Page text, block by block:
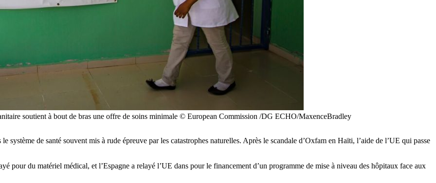
soutient à bout de bras une offre de soins minimale © European Commission /DG ECHO/MaxenceBradley
système de santé souvent mis à rude épreuve par les catastrophes naturelles. Après le scandale d’Oxfam en Haïti, l’aide de l’UE qui passe
pour du matériel médical, et l’Espagne a relayé l’UE dans pour le financement d’un programme de mise à niveau des hôpitaux face aux